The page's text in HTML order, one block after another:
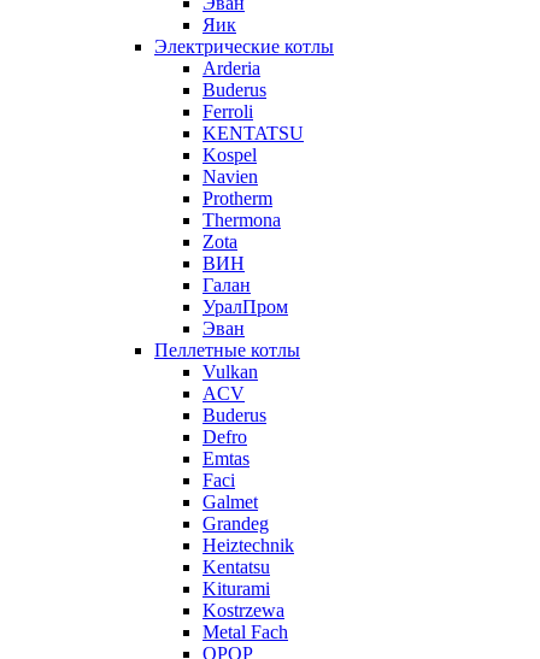
Яик
Электрические котлы
Arderia
Buderus
Ferroli
KENTATSU
Kospel
Navien
Protherm
Thermona
Zota
ВИН
Галан
УралПром
Эван
Пеллетные котлы
Vulkan
ACV
Buderus
Defro
Emtas
Faci
Galmet
Grandeg
Heiztechnik
Kentatsu
Kiturami
Kostrzewa
Metal Fach
OPOP